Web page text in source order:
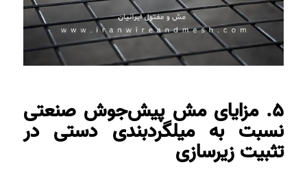
۵. مزایای مش پیش‌جوش صنعتی
نسبت به میلگردبندی دستی در
تثبیت زیرسازی